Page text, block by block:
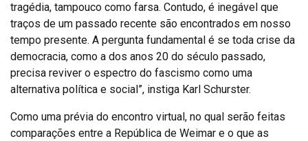
tragédia, tampouco como farsa. Contudo, é inegável que
traços de um passado recente são encontrados em nosso
tempo presente. A pergunta fundamental é se toda crise da
democracia, como a dos anos 20 do século passado,
precisa reviver o espectro do fascismo como uma
alternativa política e social”, instiga Karl Schurster.
Como uma prévia do encontro virtual, no qual serão feitas
comparações entre a República de Weimar e o que as